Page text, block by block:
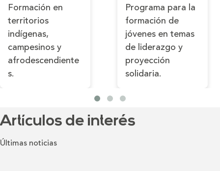
Formación en
territorios
indígenas,
campesinos y
afrodescendiente
s.
Programa para la
formación de
jóvenes en temas
de liderazgo y
proyección
solidaria.
Artículos de interés
Últimas noticias